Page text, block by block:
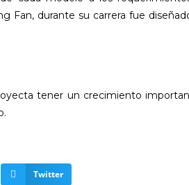
Fan, durante su carrera fue
tener un crecimiento
Twitter